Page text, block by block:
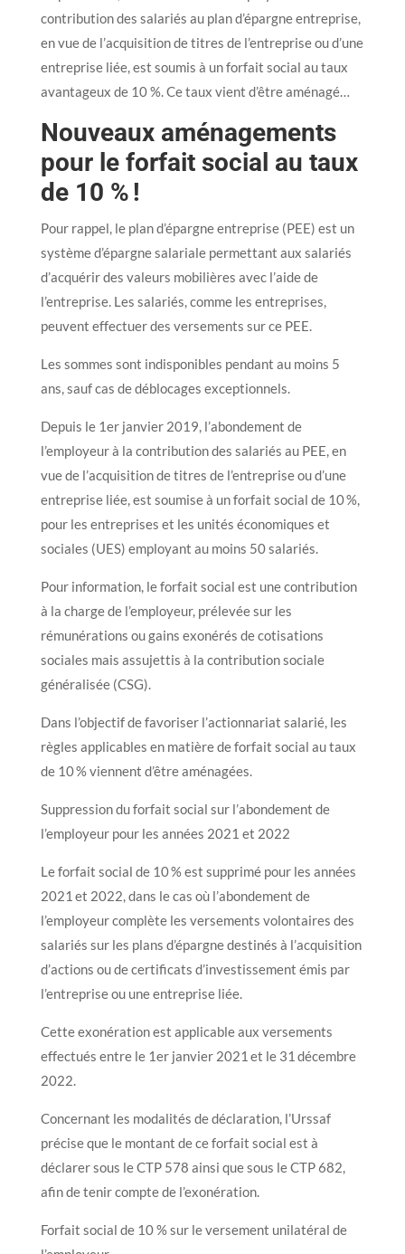
contribution des salariés au plan d’épargne entreprise,
en vue de l’acquisition de titres de l’entreprise ou d’une
entreprise liée, est soumis à un forfait social au taux
avantageux de 10 %. Ce taux vient d’être aménagé…
Nouveaux aménagements
pour le forfait social au taux
de 10 % !
Pour rappel, le plan d’épargne entreprise (PEE) est un
système d’épargne salariale permettant aux salariés
d’acquérir des valeurs mobilières avec l’aide de
l’entreprise. Les salariés, comme les entreprises,
peuvent effectuer des versements sur ce PEE.
Les sommes sont indisponibles pendant au moins 5
ans, sauf cas de déblocages exceptionnels.
Depuis le 1er janvier 2019, l’abondement de
l’employeur à la contribution des salariés au PEE, en
vue de l’acquisition de titres de l’entreprise ou d’une
entreprise liée, est soumise à un forfait social de 10 %,
pour les entreprises et les unités économiques et
sociales (UES) employant au moins 50 salariés.
Pour information, le forfait social est une contribution
à la charge de l’employeur, prélevée sur les
rémunérations ou gains exonérés de cotisations
sociales mais assujettis à la contribution sociale
généralisée (CSG).
Dans l’objectif de favoriser l’actionnariat salarié, les
règles applicables en matière de forfait social au taux
de 10 % viennent d’être aménagées.
Suppression du forfait social sur l’abondement de
l’employeur pour les années 2021 et 2022
Le forfait social de 10 % est supprimé pour les années
2021 et 2022, dans le cas où l’abondement de
l’employeur complète les versements volontaires des
salariés sur les plans d’épargne destinés à l’acquisition
d’actions ou de certificats d’investissement émis par
l’entreprise ou une entreprise liée.
Cette exonération est applicable aux versements
effectués entre le 1er janvier 2021 et le 31 décembre
2022.
Concernant les modalités de déclaration, l’Urssaf
précise que le montant de ce forfait social est à
déclarer sous le CTP 578 ainsi que sous le CTP 682,
afin de tenir compte de l’exonération.
Forfait social de 10 % sur le versement unilatéral de